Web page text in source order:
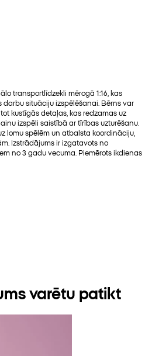
transportlīdzekli mērogā 1:16, kas
situāciju izspēlēšanai. Bērns var
kustīgās detaļas, kas redzamas uz
izspēli saistībā ar tīrības uzturēšanu.
lomu spēlēm un atbalsta koordināciju,
Izstrādājums ir izgatavots no
no 3 gadu vecuma. Piemērots ikdienas
varētu patikt